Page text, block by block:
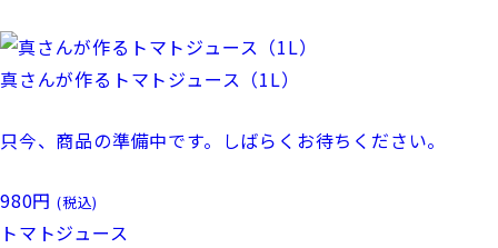
真さんが作るトマトジュース（1L）
只今、商品の準備中です。しばらくお待ちください。
980円 (税込)
トマトジュース